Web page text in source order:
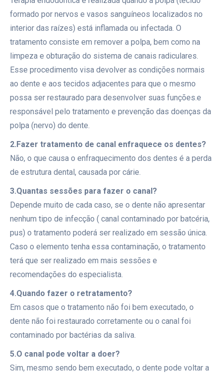
formado por nervos e vasos sanguíneos localizados no
interior das raízes) está inflamada ou infectada. O
tratamento consiste em remover a polpa, bem como na
limpeza e obturação do sistema de canais radiculares.
Esse procedimento visa devolver as condições normais
ao dente e aos tecidos adjacentes para que o mesmo
possa ser restaurado para desenvolver suas funções.e
responsável pelo tratamento e prevenção das doenças da
polpa (nervo) do dente.
2.Fazer tratamento de canal enfraquece os dentes?
Não, o que causa o enfraquecimento dos dentes é a perda
de estrutura dental, causada por cárie.
3.Quantas sessões para fazer o canal?
Depende muito de cada caso, se o dente não apresentar
nenhum tipo de infecção ( canal contaminado por batcéria,
pus) o tratamento poderá ser realizado em sessão única.
Caso o elemento tenha essa contaminação, o tratamento
terá que ser realizado em mais sessões e
recomendações do especialista.
4.Quando fazer o retratamento?
Em casos que o tratamento não foi bem executado, o
dente não foi restaurado corretamente ou o canal foi
contaminado por bactérias da saliva.
5.O canal pode voltar a doer?
Sim, mesmo sendo bem executado, o dente pode voltar a